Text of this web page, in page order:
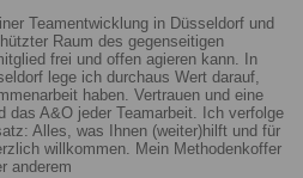
Teamentwicklung in Düsseldorf und
Raum des gegenseitigen
frei und offen agieren kann. In
lege ich durchaus Wert darauf,
haben. Vertrauen und eine
das A&O jeder Teamarbeit. Ich verfolge
Alles, was Ihnen (weiter)hilft und für
willkommen. Mein Methodenkoffer
anderem